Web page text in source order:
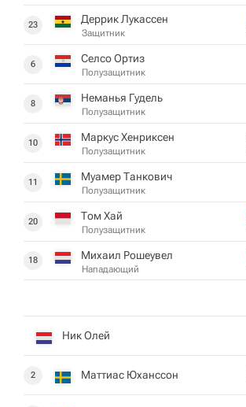
23 Деррик Лукассен
Защитник
6 Селсо Ортиз
Полузащитник
8 Неманья Гудель
Полузащитник
10 Маркус Хенриксен
Полузащитник
11 Муамер Танкович
Полузащитник
20 Том Хай
Полузащитник
18 Михаил Рошеувел
Нападающий
Ник Олей
2 Маттиас Юханссон